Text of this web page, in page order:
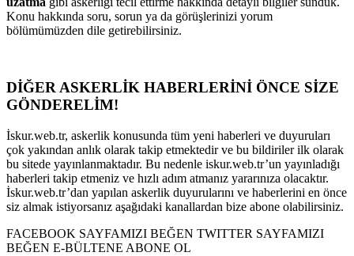
Konu hakkında soru, sorun ya da görüşlerinizi yorum
bölümümüzden dile getirebilirsiniz.
DİĞER ASKERLİK HABERLERİNİ ÖNCE SİZE
GÖNDERELİM!
İskur.web.tr, askerlik konusunda tüm yeni haberleri ve duyuruları
çok yakından anlık olarak takip etmektedir ve bu bildiriler ilk olarak
bu sitede yayınlanmaktadır. Bu nedenle iskur.web.tr’un yayınladığı
haberleri takip etmeniz ve hızlı adım atmanız yararınıza olacaktır.
İskur.web.tr’dan yapılan askerlik duyurularını ve haberlerini en önce
siz almak istiyorsanız aşağıdaki kanallardan bize abone olabilirsiniz.
FACEBOOK SAYFAMIZI BEĞEN TWITTER SAYFAMIZI
BEĞEN E-BÜLTENE ABONE OL